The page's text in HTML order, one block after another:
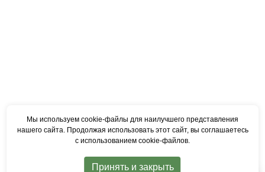
Мы используем cookie‑файлы для наилучшего представления
нашего сайта. Продолжая использовать этот сайт, вы соглашаетесь
с использованием cookie‑файлов.
Принять и закрыть